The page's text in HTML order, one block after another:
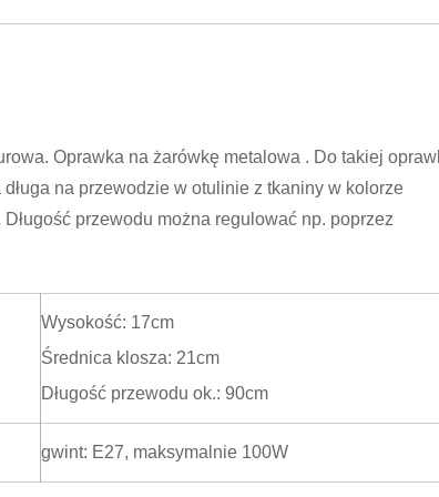
Oprawka na żarówkę metalowa . Do takiej
na przewodzie w otulinie z tkaniny w kolorze
przewodu można regulować np. poprzez
Wysokość: 17cm
Średnica klosza: 21cm
Długość przewodu ok.: 90cm
gwint: E27, maksymalnie 100W